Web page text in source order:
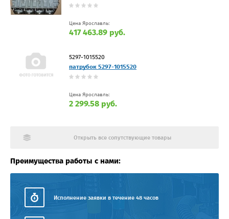
Цена Ярославль:
417 463.89 руб.
5297-1015520
патрубок 5297-1015520
Цена Ярославль:
2 299.58 руб.
Открыть все сопутствующие товары
Преимущества работы с нами:
Исполнение заявки в течение 48 часов